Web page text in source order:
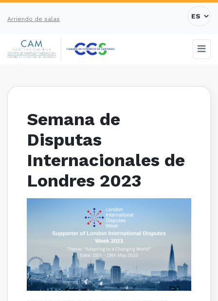
Arriendo de salas
Semana de
Disputas
Internacionales de
Londres 2023